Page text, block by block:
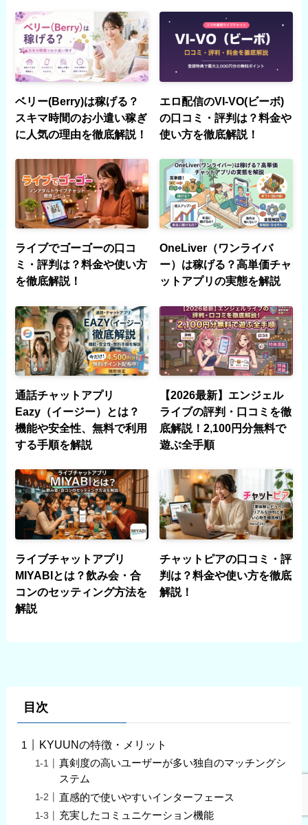
ベリー(Berry)は稼げる？
スキマ時間のお小遣い稼ぎ
に人気の理由を徹底解説！
エロ配信のVI-VO(ビーボ)
の口コミ・評判は？料金や
使い方を徹底解説！
ライブでゴーゴーの口コ
ミ・評判は？料金や使い方
を徹底解説！
OneLiver（ワンライバ
ー）は稼げる？高単価チャ
ットアプリの実態を解説
通話チャットアプリ
Eazy（イージー）とは？
機能や安全性、無料で利用
する手順を解説
【2026最新】エンジェル
ライブの評判・口コミを徹
底解説！2,100円分無料で
遊ぶ全手順
ライブチャットアプリ
MIYABIとは？飲み会・合
コンのセッティング方法を
解説
チャットピアの口コミ・評
判は？料金や使い方を徹底
解説！
目次
KYUUNの特徴・メリット
真剣度の高いユーザーが多い独自のマッチングシ
ステム
直感的で使いやすいインターフェース
充実したコミュニケーション機能